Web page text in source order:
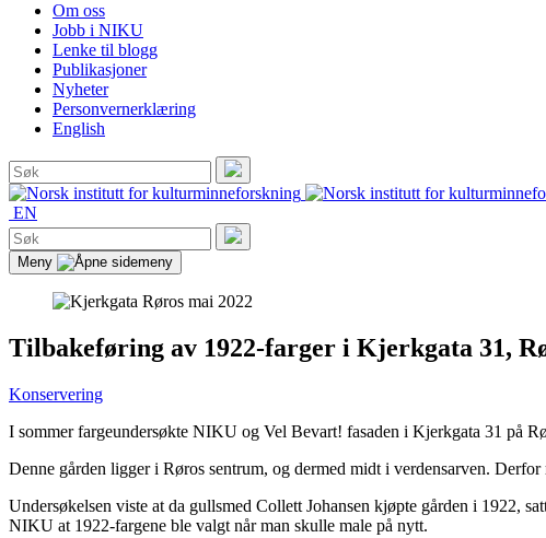
Om oss
Jobb i NIKU
Lenke til blogg
Publikasjoner
Nyheter
Personvernerklæring
English
Søk
etter:
Søk
EN
Søk
etter:
Søk
Meny
Tilbakeføring av 1922-farger i Kjerkgata 31,
Konservering
I sommer fargeundersøkte NIKU og Vel Bevart! fasaden i Kjerkgata 31 på
Denne gården ligger i Røros sentrum, og dermed midt i verdensarven.
Undersøkelsen viste at da gullsmed Collett Johansen kjøpte gården i 1922,
NIKU at 1922-fargene ble valgt når man skulle male på nytt.